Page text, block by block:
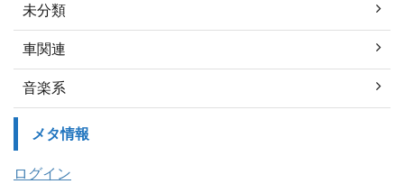
未分類
車関連
音楽系
メタ情報
ログイン